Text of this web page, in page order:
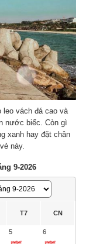
leo vách đá cao và
nước biếc. Còn gì
xanh hay đặt chân
này.
9-2026
T7 CN
5 6